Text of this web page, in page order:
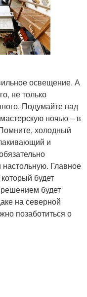
освещение. А
не только
Подумайте над
ночью – в
холодный
и
Главное
будет
будет
на северной
позаботиться о